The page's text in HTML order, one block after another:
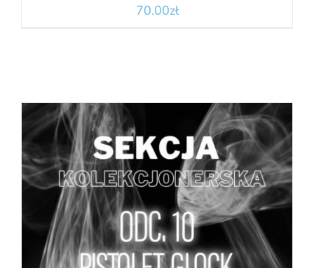
70.00zł
DODAJ DO KOSZYKA SZCZEGÓŁY